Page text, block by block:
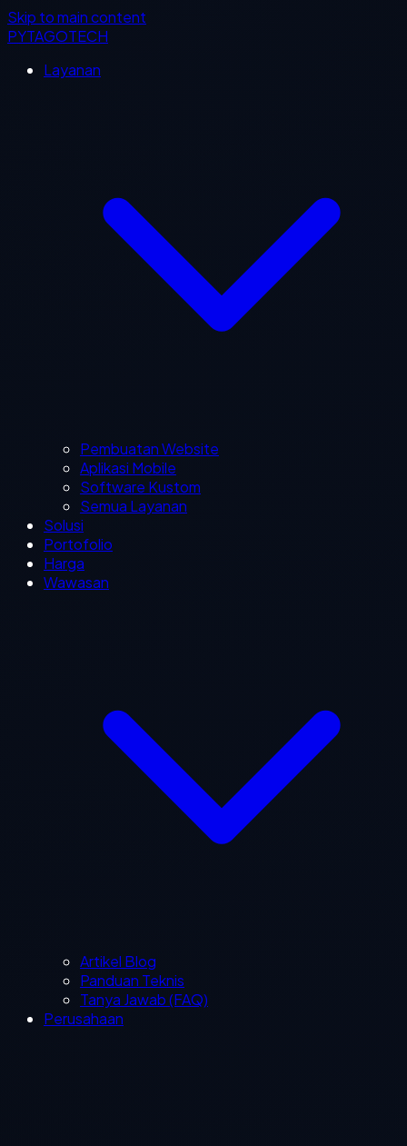
Skip to main content
PYTAGOTECH
Layanan
Pembuatan Website
Aplikasi Mobile
Software Kustom
Semua Layanan
Solusi
Portofolio
Harga
Wawasan
Artikel Blog
Panduan Teknis
Tanya Jawab (FAQ)
Perusahaan